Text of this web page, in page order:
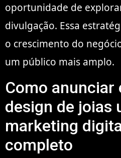
oportunidade de
divulgação. Essa
o crescimento do
um público mais amplo.
Como anunciar
design de joias
marketing
completo